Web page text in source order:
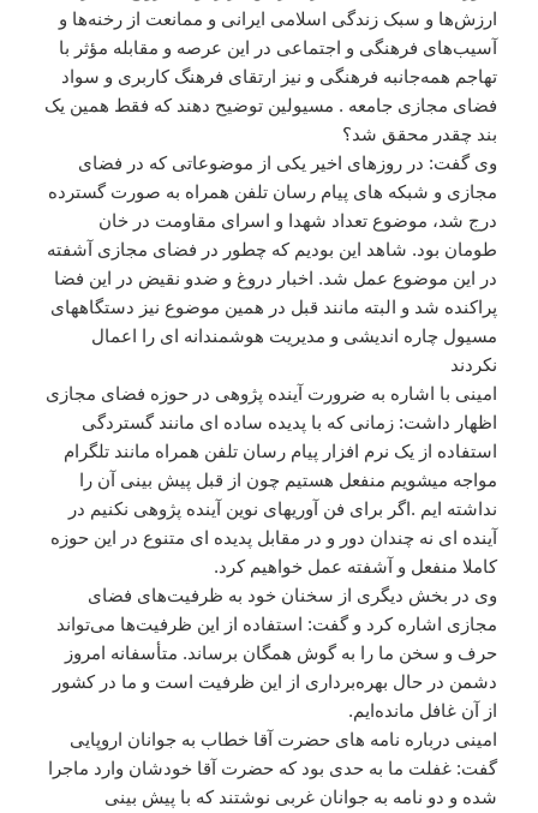
‌ارزش‌ها و سبک زندگی اسلامی ایرانی و ممانعت از رخنه‌ها و
آسیب‌های فرهنگی و اجتماعی در این عرصه و مقابله مؤثر با
تهاجم همه‌جانبه فرهنگی و نیز ارتقای فرهنگ کاربری و سواد
فضای مجازی جامعه . مسیولین توضیح دهند که فقط همین یک
بند چقدر محقق شد؟
وی گفت: در روزهای اخیر یکی از موضوعاتی که در فضای
مجازی و شبکه های پیام رسان تلفن همراه به صورت گسترده
درج شد، موضوع تعداد شهدا و اسرای مقاومت در خان
طومان بود. شاهد این بودیم که چطور در فضای مجازی آشفته
در این موضوع عمل شد. اخبار دروغ و ضدو نقیض در این فضا
پراکنده شد و البته مانند قبل در همین موضوع نیز دستگاههای
مسیول چاره اندیشی و مدیریت هوشمندانه ای را اعمال
نکردند
امینی با اشاره به ضرورت آینده پژوهی در حوزه فضای مجازی
اظهار داشت: زمانی که با پدیده‌ ساده ای مانند گستردگی
استفاده از یک نرم افزار پیام رسان تلفن همراه مانند تلگرام
مواجه میشویم منفعل هستیم چون از قبل پیش بینی آن را
نداشته ایم .اگر برای فن آوریهای نوین آینده پژوهی نکنیم در
آینده ای نه چندان دور و در مقابل پدیده ای متنوع در این حوزه
کاملا منفعل و آشفته عمل خواهیم کرد.
وی در بخش دیگری از سخنان خود به ظرفیت‌های فضای
مجازی اشاره کرد و گفت: استفاده از این ظرفیت‌ها می‌تواند
حرف و سخن ما را به گوش همگان برساند. متأسفانه امروز
دشمن در حال بهره‌برداری از این ظرفیت است و ما در کشور
از آن غافل مانده‌ایم.
امینی درباره نامه های حضرت آقا خطاب به جوانان اروپایی
گفت: غفلت ما به حدی بود که حضرت آقا خودشان وارد ماجرا
شده و دو نامه به جوانان غربی نوشتند که با پیش بینی